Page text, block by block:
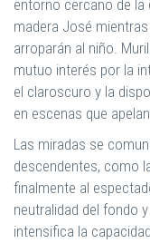
entorno cercano de la
madera José
arroparán al niño.
mutuo interés por la
el claroscuro y la
en escenas que
Las miradas se
descendentes, como
finalmente al
neutralidad del fondo
intensifica la